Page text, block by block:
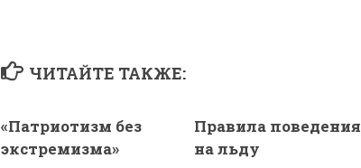
ЧИТАЙТЕ ТАКЖЕ:
«Патриотизм без
экстремизма»
Правила поведения
на льду